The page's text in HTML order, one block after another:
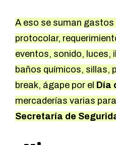
A eso se suman
protocolar,
eventos, sonido, luces,
baños químicos, sillas,
break, ágape por el Día
mercaderías varias
Secretaría de